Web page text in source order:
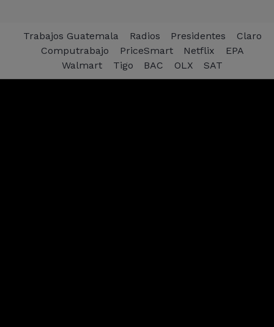
Trabajos Guatemala Radios Presidentes
Claro
Computrabajo
PriceSmart Netflix
EPA
Walmart
Tigo BAC OLX SAT